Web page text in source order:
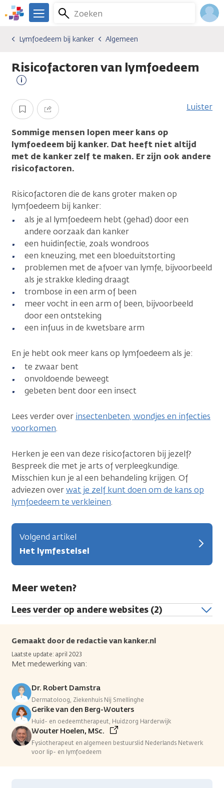
Overslaan
en
gaan
We
er
je.
Kanker.nl
Zoeken
Menu
Gevolgen van kanker
Lymfoedeem bij kanker
Algemeen
Lymfoedeem bij kanker Algemeen
Risicofactoren van lymfoedeem
informatie
Opslaan Delen Luister
Sommige mensen lopen meer kans op
lymfoedeem bij kanker. Dat heeft niet altijd
met de kanker zelf te maken. Er zijn ook andere
risicofactoren.
Risicofactoren die de kans groter maken op
lymfoedeem bij kanker:
als je al lymfoedeem hebt (gehad) door een
andere oorzaak dan kanker
een huidinfectie, zoals wondroos
een kneuzing, met een bloeduitstorting
problemen met de afvoer van lymfe, bijvoorbeeld
als je strakke kleding draagt
trombose in een arm of been
meer vocht in een arm of been, bijvoorbeeld
door een ontsteking
een infuus in de kwetsbare arm
En je hebt ook meer kans op lymfoedeem als je:
te zwaar bent
onvoldoende beweegt
gebeten bent door een insect
Lees verder over insectenbeten, wondjes en infecties
voorkomen.
Herken je een van deze risicofactoren bij jezelf?
Bespreek die met je arts of verpleegkundige.
Misschien kun je al een behandeling krijgen. Of
adviezen overwat je zelf kunt doen om de kans op
lymfoedeem te verkleinen.
Volgend artikel
Het lymfestelsel
Meer weten?
Lees verder op andere websites (2)
Gemaakt door de redactie van kanker.nl
Laatste update: april 2023
Met medewerking van:
Dr. Robert Damstra
Dermatoloog, Ziekenhuis Nij Smellinghe
Gerike van den Berg-Wouters
Huid- en oedeemtherapeut, Huidzorg Harderwijk
Wouter Hoelen, MSc.
Fysiotherapeut en algemeen bestuurslid Nederlands Netwerk
voor lip- en lymfoedeem